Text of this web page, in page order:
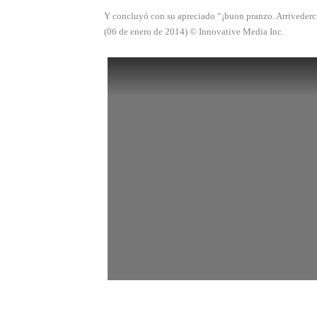
Y concluyó con su apreciado “¡buon pranzo.
(06 de enero de 2014) © Innovative Media Inc.